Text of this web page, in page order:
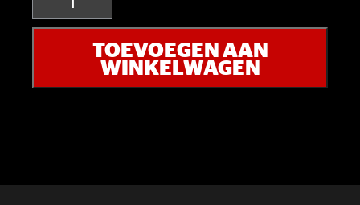
Soliton
aantal
TOEVOEGEN AAN
WINKELWAGEN